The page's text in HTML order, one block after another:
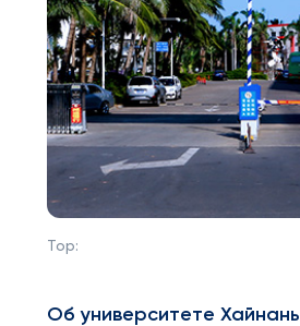
Top:
Об университете Хайнань